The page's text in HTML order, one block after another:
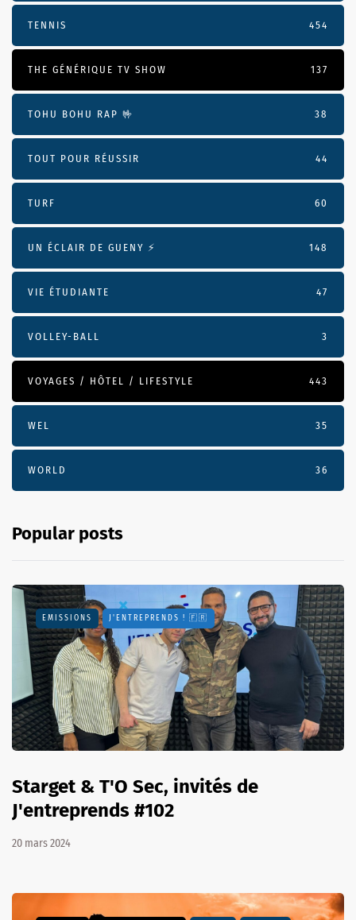
TENNIS 454
THE GÉNÉRIQUE TV SHOW 137
TOHU BOHU RAP 🤟 38
TOUT POUR RÉUSSIR 44
TURF 60
UN ÉCLAIR DE GUENY ⚡️ 148
VIE ÉTUDIANTE 47
VOLLEY-BALL 3
VOYAGES / HÔTEL / LIFESTYLE 443
WEL 35
WORLD 36
Popular posts
EMISSIONS J'ENTREPRENDS ! 🇫🇷
Starget & T'O Sec, invités de
J'entreprends #102
20 mars 2024